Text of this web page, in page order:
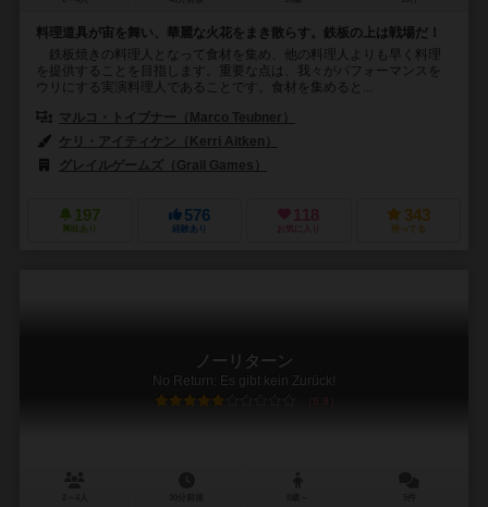
料理道具が宙を舞い、華麗な火花をまき散らす。鉄板の上は戦場だ！
鉄板焼きの料理人となって食材を集め、他の料理人よりも早く料理
を提供することを目指します。重要な点は、我々がパフォーマンスを
ウリにする実演料理人であることです。食材を集めると...
マルコ・トイブナー（Marco Teubner）
ケリ・アイティケン（Kerri Aitken）
グレイルゲームズ（Grail Games）
197
興味あり
576
経験あり
118
お気に入り
343
持ってる
ノーリターン
No Return: Es gibt kein Zurück!
5.9